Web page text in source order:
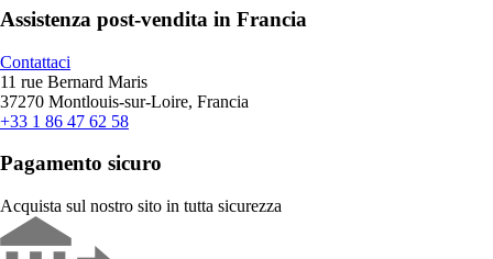
Assistenza post-vendita in Francia
Contattaci
11 rue Bernard Maris
37270 Montlouis-sur-Loire, Francia
+33 1 86 47 62 58
Pagamento sicuro
Acquista sul nostro sito in tutta sicurezza